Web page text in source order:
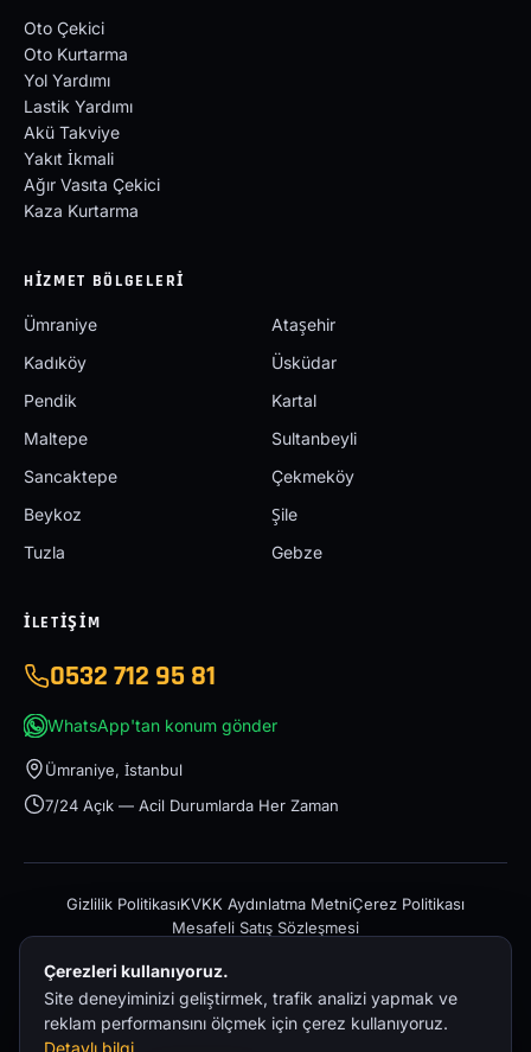
Oto Çekici
Oto Kurtarma
Yol Yardımı
Lastik Yardımı
Akü Takviye
Yakıt İkmali
Ağır Vasıta Çekici
Kaza Kurtarma
HIZMET BÖLGELERI
Ümraniye
Ataşehir
Kadıköy
Üsküdar
Pendik
Kartal
Maltepe
Sultanbeyli
Sancaktepe
Çekmeköy
Beykoz
Şile
Tuzla
Gebze
İLETIŞIM
0532 712 95 81
WhatsApp'tan konum gönder
Ümraniye, İstanbul
7/24 Açık — Acil Durumlarda Her Zaman
Gizlilik PolitikasıKVKK Aydınlatma MetniÇerez Politikası
Mesafeli Satış Sözleşmesi
Çerezleri kullanıyoruz.
Site deneyiminizi geliştirmek, trafik analizi yapmak ve
reklam performansını ölçmek için çerez kullanıyoruz.
Detaylı bilgi